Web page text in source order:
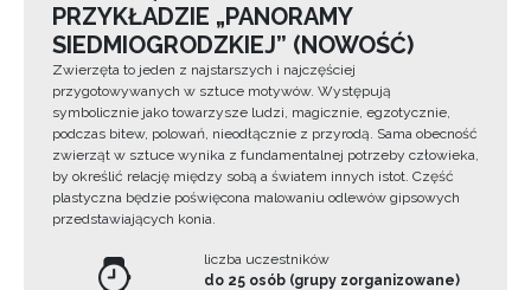
PRZYKŁADZIE „PANORAMY
SIEDMIOGRODZKIEJ” (NOWOŚĆ)
Zwierzęta to jeden z najstarszych i najczęściej
przygotowywanych w sztuce motywów. Występują
symbolicznie jako towarzysze ludzi, magicznie, egzotycznie,
podczas bitew, polowań, nieodłącznie z przyrodą. Sama obecność
zwierząt w sztuce wynika z fundamentalnej potrzeby człowieka,
by określić relację między sobą a światem innych istot. Część
plastyczna będzie poświęcona malowaniu odlewów gipsowych
przedstawiających konia.
liczba uczestników
do 25 osób (grupy zorganizowane)